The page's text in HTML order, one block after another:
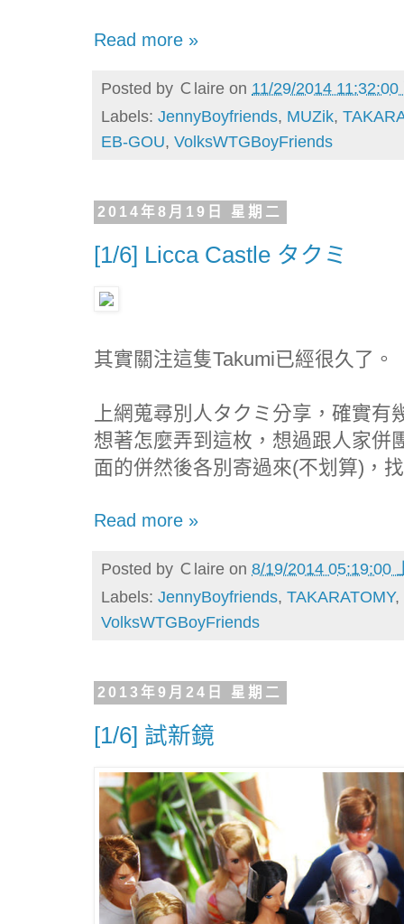
Read more »
Posted by Ｃlaire on 11/29/2014 11:32:00
Labels: JennyBoyfriends, MUZik,
EB-GOU, VolksWTGBoyFriends
2014年8月19日 星期二
[1/6] Licca Castle タクミ
其實關注這隻Takumi已經很久了。
上網蒐尋別人タクミ分享，確實
想著怎麼弄到這枚，想過跟人家併
面的併然後各別寄過來(不划算)，
Read more »
Posted by Ｃlaire on 8/19/2014 05:19:00
Labels: JennyBoyfriends, TAKARATOMY,
VolksWTGBoyFriends
2013年9月24日 星期二
[1/6] 試新鏡